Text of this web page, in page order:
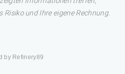
und Ihre eigene Rechnung.
by Refinery89